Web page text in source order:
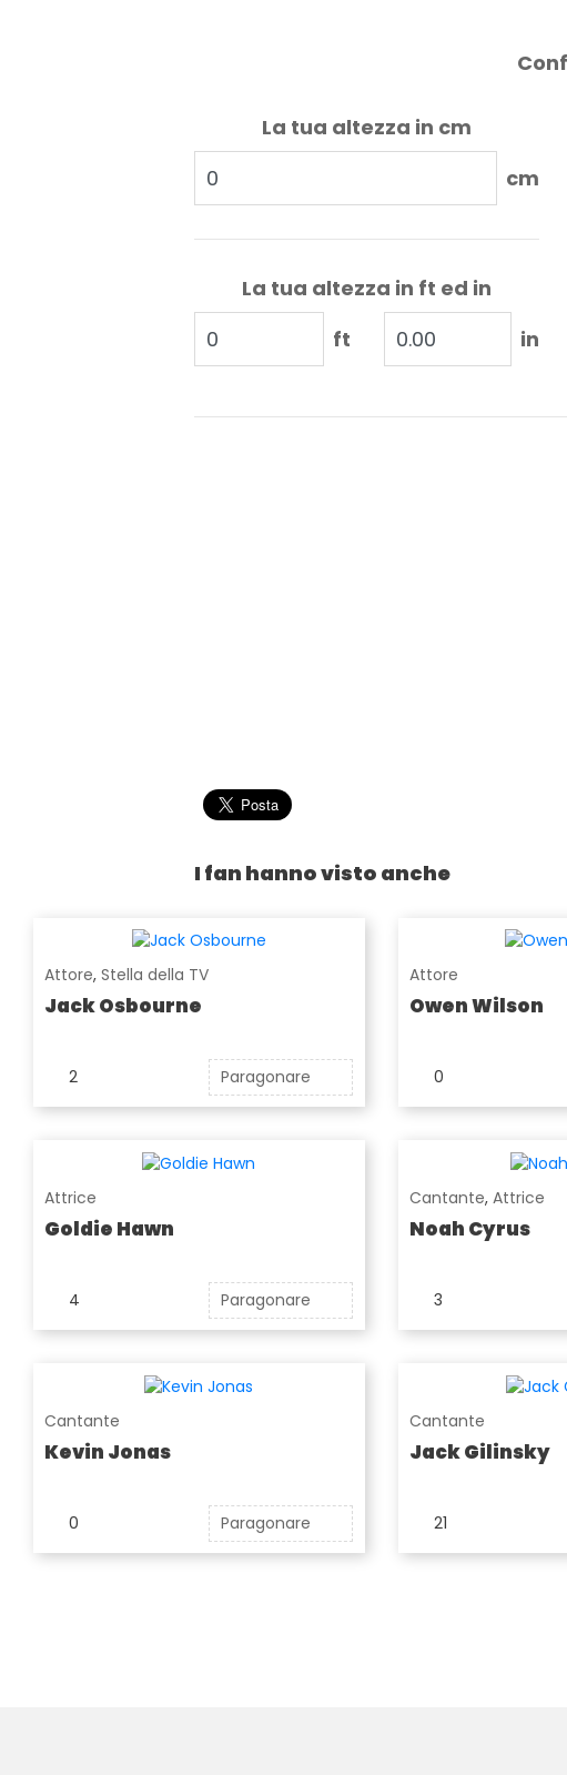
La tua altezza in cm
cm
La tua altezza in ft ed in
ft
in
I fan hanno visto anche
Attore, Stella della TV
Jack Osbourne
2 Paragonare
Attore
Owen Wilson
0
Attrice
Goldie Hawn
4 Paragonare
Cantante, Attrice
Noah Cyrus
3
Cantante
Kevin Jonas
0 Paragonare
Cantante
Jack Gilinsky
21